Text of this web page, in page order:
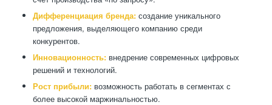
Дифференциация бренда:создание уникального
предложения, выделяющего компанию среди
конкурентов.
Инновационность:внедрение современных цифровых
решений и технологий.
Рост прибыли:возможность работать в сегментах с
более высокой маржинальностью.